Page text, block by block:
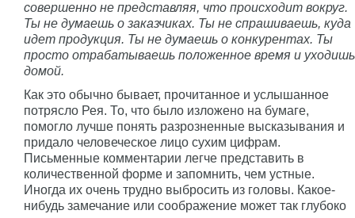
совершенно не представляя, что происходит вокруг.
Ты не думаешь о заказчиках. Ты не спрашиваешь, куда
идет продукция. Ты не думаешь о конкурентах. Ты
просто отрабатываешь положенное время и уходишь
домой.
Как это обычно бывает, прочитанное и услышанное
потрясло Рея. То, что было изложено на бумаге,
помогло лучше понять разрозненные высказывания и
придало человеческое лицо сухим цифрам.
Письменные комментарии легче представить в
количественной форме и запомнить, чем устные.
Иногда их очень трудно выбросить из головы. Какое-
нибудь замечание или соображение может так глубоко